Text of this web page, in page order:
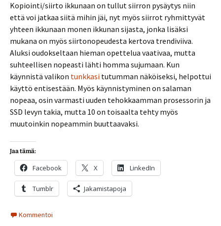
Kopiointi/siirto ikkunaan on tullut siirron pysäytys niin
että voi jatkaa siitä mihin jäi, nyt myös siirrot ryhmittyvät
yhteen ikkunaan monen ikkunan sijasta, jonka lisäksi
mukana on myös siirtonopeudesta kertova trendiviiva.
Aluksi oudokseltaan hieman opettelua vaativaa, mutta
suhteellisen nopeasti lähti homma sujumaan. Kun
käynnistä valikon tunkkasi tutumman näköiseksi, helpottui
käyttö entisestään. Myös käynnistyminen on salaman
nopeaa, osin varmasti uuden tehokkaamman prosessorin ja
SSD levyn takia, mutta 10 on toisaalta tehty myös
muutoinkin nopeammin buuttaavaksi.
Jaa tämä:
Facebook X LinkedIn
Tumblr Jakamistapoja
Kommentoi